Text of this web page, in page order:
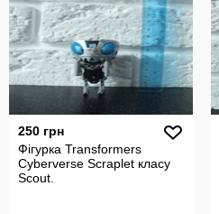
250 грн
Фігурка Transformers
Cyberverse Scraplet класу
Scout.